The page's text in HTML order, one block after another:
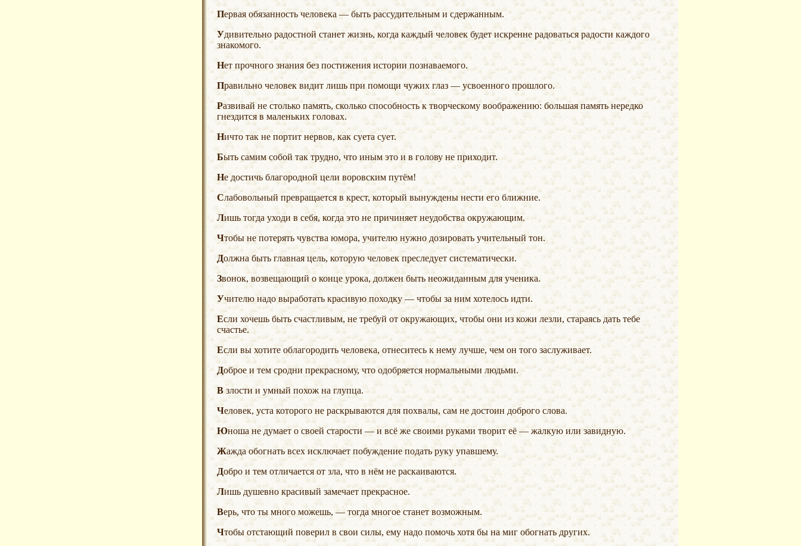
Первая обязанность человека — быть рассудительным и сдержанным.
Удивительно радостной станет жизнь, когда каждый человек будет искренне радоваться радости каждого
знакомого.
Нет прочного знания без постижения истории познаваемого.
Правильно человек видит лишь при помощи чужих глаз — усвоенного прошлого.
Развивай не столько память, сколько способность к творческому воображению: большая память нередко
гнездится в маленьких головах.
Ничто так не портит нервов, как суета сует.
Быть самим собой так трудно, что иным это и в голову не приходит.
Не достичь благородной цели воровским путём!
Слабовольный превращается в крест, который вынуждены нести его ближние.
Лишь тогда уходи в себя, когда это не причиняет неудобства окружающим.
Чтобы не потерять чувства юмора, учителю нужно дозировать учительный тон.
Должна быть главная цель, которую человек преследует систематически.
Звонок, возвещающий о конце урока, должен быть неожиданным для ученика.
Учителю надо выработать красивую походку — чтобы за ним хотелось идти.
Если хочешь быть счастливым, не требуй от окружающих, чтобы они из кожи лезли, стараясь дать тебе
счастье.
Если вы хотите облагородить человека, отнеситесь к нему лучше, чем он того заслуживает.
Доброе и тем сродни прекрасному, что одобряется нормальными людьми.
В злости и умный похож на глупца.
Человек, уста которого не раскрываются для похвалы, сам не достоин доброго слова.
Юноша не думает о своей старости — и всё же своими руками творит её — жалкую или завидную.
Жажда обогнать всех исключает побуждение подать руку упавшему.
Добро и тем отличается от зла, что в нём не раскаиваются.
Лишь душевно красивый замечает прекрасное.
Верь, что ты много можешь, — тогда многое станет возможным.
Чтобы отстающий поверил в свои силы, ему надо помочь хотя бы на миг обогнать других.